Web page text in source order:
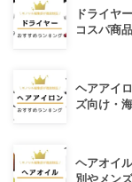
ドライヤ
コスパ商品
ヘアアイ
ズ向け・
ヘアオイ
別やメン